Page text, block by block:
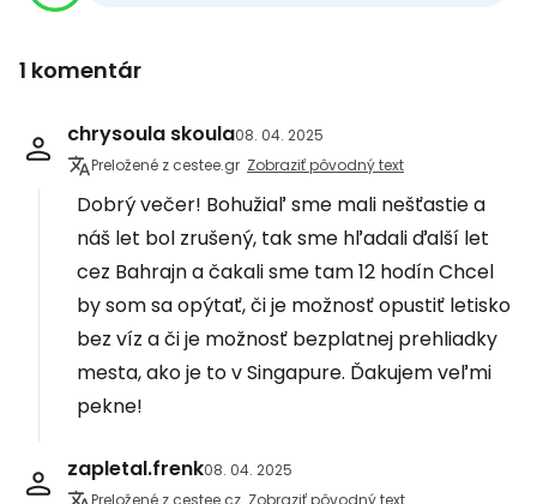
1 komentár
chrysoula skoula08. 04. 2025
Preložené z cestee.gr Zobraziť pôvodný text
Dobrý večer! Bohužiaľ sme mali nešťastie a
náš let bol zrušený, tak sme hľadali ďalší let
cez Bahrajn a čakali sme tam 12 hodín Chcel
by som sa opýtať, či je možnosť opustiť letisko
bez víz a či je možnosť bezplatnej prehliadky
mesta, ako je to v Singapure. Ďakujem veľmi
pekne!
zapletal.frenk08. 04. 2025
Preložené z cestee.cz Zobraziť pôvodný text